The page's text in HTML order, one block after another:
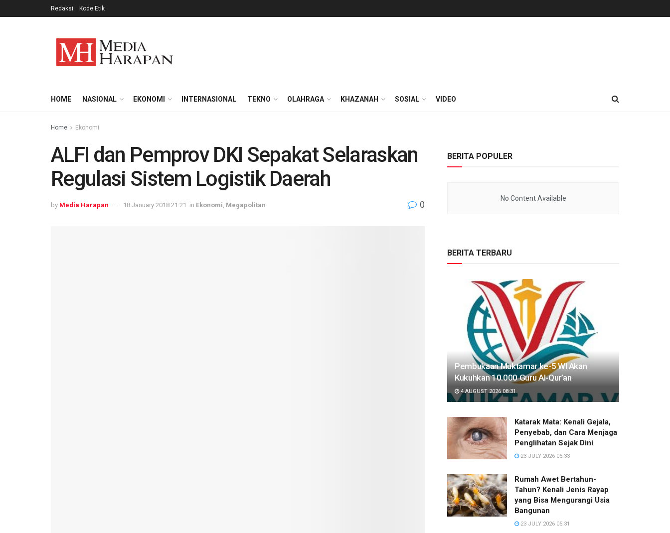
Redaksi Kode Etik
HOME NASIONAL EKONOMI INTERNASIONAL TEKNO OLAHRAGA KHAZANAH SOSIAL VIDEO
Home Ekonomi
ALFI dan Pemprov DKI Sepakat Selaraskan
Regulasi Sistem Logistik Daerah
by Media Harapan 18 January 2018 21:21 in Ekonomi Megapolitan 0
BERITA POPULER
No Content Available
BERITA TERBARU
Pembukaan Muktamar ke-5 WI Akan
Kukuhkan 10.000 Guru Al-Qur’an
4 AUGUST 2026 08:31
Katarak Mata: Kenali Gejala,
Penyebab, dan Cara Menjaga
Penglihatan Sejak Dini
23 JULY 2026 05:33
Rumah Awet Bertahun-
Tahun? Kenali Jenis Rayap
yang Bisa Mengurangi Usia
Bangunan
23 JULY 2026 05:31